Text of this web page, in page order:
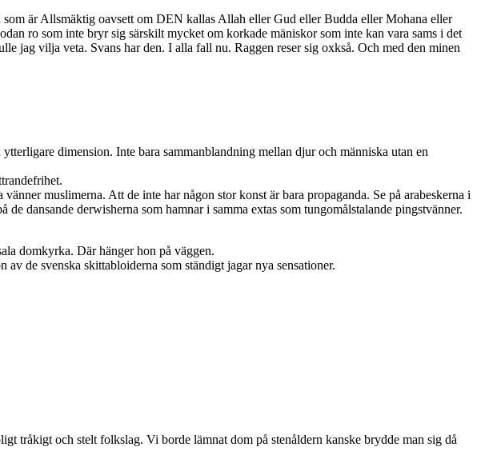
är Allsmäktig oavsett om DEN kallas Allah eller Gud eller Budda eller Mohana eller
ro som inte bryr sig särskilt mycket om korkade mäniskor som inte kan vara sams i det
jag vilja veta. Svans har den. I alla fall nu. Raggen reser sig oxkså. Och med den minen
dimension. Inte bara sammanblandning mellan djur och människa utan en
muslimerna. Att de inte har någon stor konst är bara propaganda. Se på arabeskerna i
dansande derwisherna som hamnar i samma extas som tungomålstalande pingstvänner.
domkyrka. Där hänger hon på väggen.
de svenska skittabloiderna som ständigt jagar nya sensationer.
tråkigt och stelt folkslag. Vi borde lämnat dom på stenåldern kanske brydde man sig då